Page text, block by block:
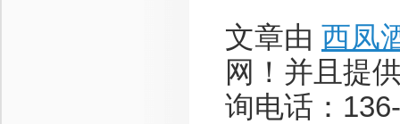
文章由 西凤
网！并且提
询电话：